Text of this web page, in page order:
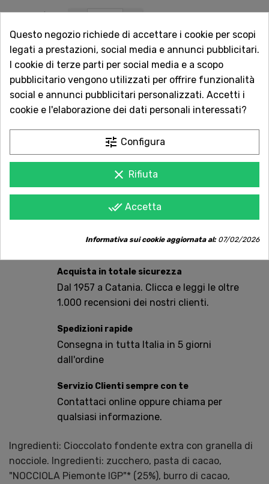
AGGIUNGI AL CARRELLO
Vuoi essere avvisato quando torna disponibile?
Acquista in totale sicurezza
Dal 1957 a Catania. Clicca e leggi le oltre
1.000 recensioni dei nostri clienti.
Spedizioni rapide
Consegna in tutta Italia in 5 giorni
dall'ordine
Servizio Clienti sempre con te
Contattaci online oppure chiama per
qualsiasi informazione.
Ingredienti: Cioccolato fondente extra con granella di
nocciole. Ingredienti: zucchero, pasta di cacao,
"NOCCIOLA Piemonte IGP"* (25%), burro di cacao,
Questo negozio richiede di accettare i cookie per scopi
legati a prestazioni, social media e annunci pubblicitari.
I cookie di terze parti per social media e a scopo
pubblicitario vengono utilizzati per offrire funzionalità
social e annunci pubblicitari personalizzati. Accetti i
cookie e l'elaborazione dei dati personali interessati?
tune Configura
clear Rifiuta
done_all Accetta
Informativa sui cookie aggiornata al:07/02/2026